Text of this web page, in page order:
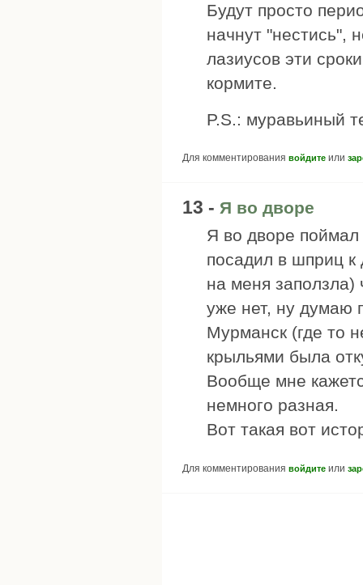
Будут просто
начнут "нестись",
лазиусов эти
кормите.
P.S.: муравьиный
Для комментирования войдите или
13 - Я во дворе
Я во дворе поймал
посадил в шприц к
на меня заползла)
уже нет, ну думаю
Мурманск (где то
крыльями была
Вообще мне
немного разная.
Вот такая вот
Для комментирования войдите или